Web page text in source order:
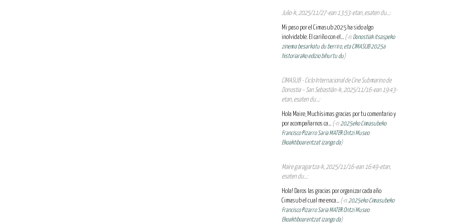
Julio-k, 2025/11/27-ean 13:53-etan, esaten du...:
Mi paso por el Cimasub 2025 ha sido algo
inolvidable. El cariño con el... (-n:Donostiak itsaspeko
zinema besarkatu du berriro, eta CIMASUB 2025a
historiarako edizio bihurtu du)
CIMASUB - Ciclo Internacional de Cine Submarino de
Donostia – San Sebastián-k, 2025/11/16-ean 19:43-
etan, esaten du...:
Hola Maire, Muchísimas gracias por tu comentario y
por acompañarnos ca... (-n:2025eko Cimasubeko
Francisco Pizarro Saria MATER Ontzi Museo
Ekoaktiboarentzat izango da)
Maire garagartza-k, 2025/11/16-ean 16:49-etan,
esaten du...:
Hola! Daros las gracias por organizar cada año
Cimasub el cual me enca... (-n:2025eko Cimasubeko
Francisco Pizarro Saria MATER Ontzi Museo
Ekoaktiboarentzat izango da)